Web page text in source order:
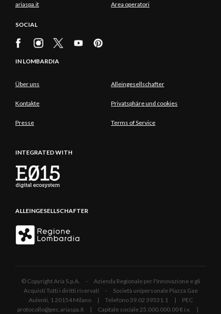
ariaspa.it Area operatori
SOCIAL
IN LOMBARDIA
Über uns Alleingesellschafter
Kontakte Privatsphäre und cookies
Presse Terms of Service
INTEGRATED WITH
ALLEINGESELLSCHAFTER
© Copyright Aria S.p.A. - Azienda Regionale per l'Innovazione e gli
Acquisti Tutti i diritti riservati - Società unipersonale Piazza Gae
Aulenti, 1 20154 Milano | Telefono 39.02 39331.1 | PEC
protocollo@pec.ariaspa.it | Capitale sociale 25.000.000,00 € i.v. |